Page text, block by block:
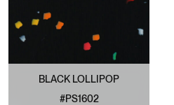
BLACK LOLLIPOP
#PS1602